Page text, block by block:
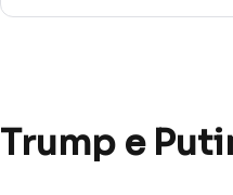
Trump e